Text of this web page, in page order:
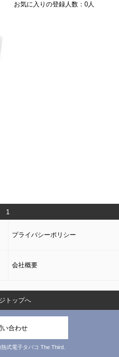
お気に入りの登録人数：0人
1
プライバシーポリシー
会社概要
トップへ
い合わせ
式電子タバコ The Third.